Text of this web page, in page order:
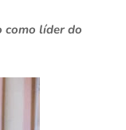
como líder do